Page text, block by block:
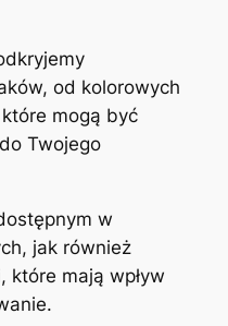
od kolorowych
mogą być
Twojego
w
jak również
które mają wpływ